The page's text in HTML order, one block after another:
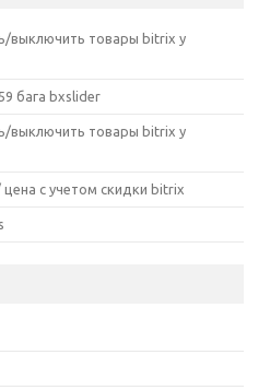
выключить товары bitrix у
бага bxslider
выключить товары bitrix у
цена с учетом скидки bitrix